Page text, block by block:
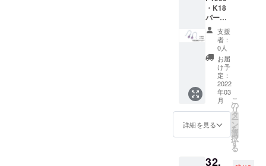
20％OF
F 限定5
個（税
込・送
料込）
定価
40,000
欄に記
載お願
いした
いこと
①購入
なデザ
・K18
パープ
ルゴー
ルド
K10ピ
アス
（ペア
シェイ
プ）
【特別
価格】
10％OF
F（税
込・送
料込）
36,000
支援
者：
0人
お届
け予
定：
2022
年03
月
詳細を見る
こ
の
リ
タ
ー
ン
を
選
択
す
る
32,